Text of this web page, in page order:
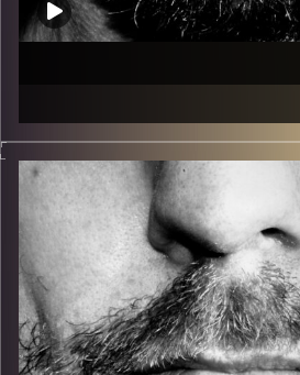
של הופעות חיות. הרבה ג'אם, רוק,
בלוז, bluegrass, ג'אז, Fאנק, פרוגרסיב ואפילו אלקטרוניקה.
David